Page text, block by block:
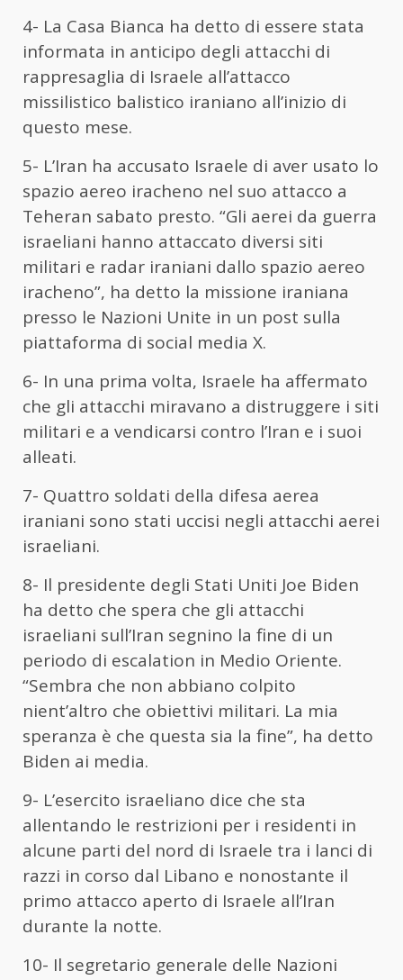
4- La Casa Bianca ha detto di essere stata
informata in anticipo degli attacchi di
rappresaglia di Israele all’attacco
missilistico balistico iraniano all’inizio di
questo mese.
5- L’Iran ha accusato Israele di aver usato lo
spazio aereo iracheno nel suo attacco a
Teheran sabato presto. “Gli aerei da guerra
israeliani hanno attaccato diversi siti
militari e radar iraniani dallo spazio aereo
iracheno”, ha detto la missione iraniana
presso le Nazioni Unite in un post sulla
piattaforma di social media X.
6- In una prima volta, Israele ha affermato
che gli attacchi miravano a distruggere i siti
militari e a vendicarsi contro l’Iran e i suoi
alleati.
7- Quattro soldati della difesa aerea
iraniani sono stati uccisi negli attacchi aerei
israeliani.
8- Il presidente degli Stati Uniti Joe Biden
ha detto che spera che gli attacchi
israeliani sull’Iran segnino la fine di un
periodo di escalation in Medio Oriente.
“Sembra che non abbiano colpito
nient’altro che obiettivi militari. La mia
speranza è che questa sia la fine”, ha detto
Biden ai media.
9- L’esercito israeliano dice che sta
allentando le restrizioni per i residenti in
alcune parti del nord di Israele tra i lanci di
razzi in corso dal Libano e nonostante il
primo attacco aperto di Israele all’Iran
durante la notte.
10- Il segretario generale delle Nazioni